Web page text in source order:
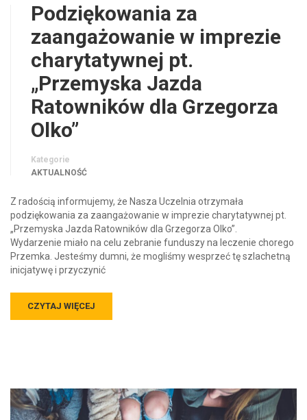
Podziękowania za
zaangażowanie w imprezie
charytatywnej pt.
„Przemyska Jazda
Ratowników dla Grzegorza
Olko”
Kategorie
AKTUALNOŚĆ
Z radością informujemy, że Nasza Uczelnia otrzymała
podziękowania za zaangażowanie w imprezie charytatywnej pt.
„Przemyska Jazda Ratowników dla Grzegorza Olko”.
Wydarzenie miało na celu zebranie funduszy na leczenie chorego
Przemka. Jesteśmy dumni, że mogliśmy wesprzeć tę szlachetną
inicjatywę i przyczynić
CZYTAJ WIĘCEJ